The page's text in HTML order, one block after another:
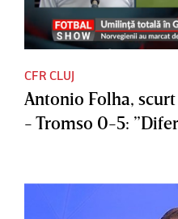
CFR CLUJ
Antonio Folha,
- Tromso 0-5: